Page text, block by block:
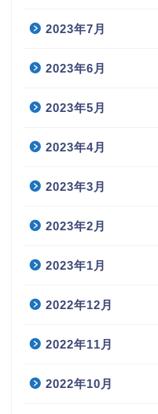
2023年7月
2023年6月
2023年5月
2023年4月
2023年3月
2023年2月
2023年1月
2022年12月
2022年11月
2022年10月